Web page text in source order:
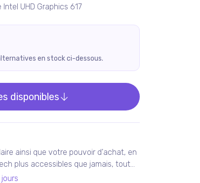
UHD Graphics 617
en stock ci-dessous.
disponibles
ainsi que votre pouvoir d'achat, en
plus accessibles que jamais, tout
jours